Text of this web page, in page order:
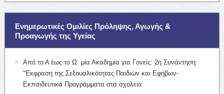
Ενημερωτικές Ομιλίες Πρόληψης, Αγωγής &
Προαγωγής της Υγείας
Από το Α έως το Ω: μία Ακαδημία για Γονείς: 2η Συνάντηση:
“Έκφραση της Σεξουαλικότητας Παιδιών και Εφήβων-
Εκπαιδευτικά Προγράμματα στα σχολεία